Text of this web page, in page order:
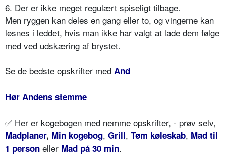
6. Der er ikke meget regulært spiseligt tilbage.
Men ryggen kan deles en gang eller to, og vingerne kan
løsnes i leddet, hvis man ikke har valgt at lade dem følge
med ved udskæring af brystet.
Se de bedste opskrifter med And
Hør Andens stemme
✅ Her er kogebogen med nemme opskrifter, - prøv selv,
Madplaner, Min kogebog, Grill, Tøm køleskab, Mad til
1 person eller Mad på 30 min.